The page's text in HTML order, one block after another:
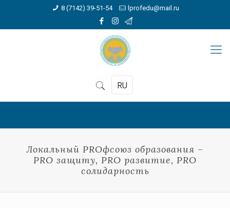
8 (7142) 39-51-54 lprofedu@mail.ru
RU
Локальный PROфсоюз образования –
PRO защиту, PRO развитие, PRO
солидарность